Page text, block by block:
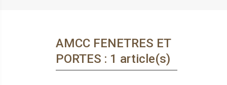
AMCC FENETRES ET
PORTES : 1 article(s)